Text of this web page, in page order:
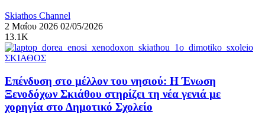
Skiathos Channel
2 Μαΐου 2026 02/05/2026
13.1K
ΣΚΙΑΘΟΣ
Επένδυση στο μέλλον του νησιού: Η Ένωση
Ξενοδόχων Σκιάθου στηρίζει τη νέα γενιά με
χορηγία στο Δημοτικό Σχολείο